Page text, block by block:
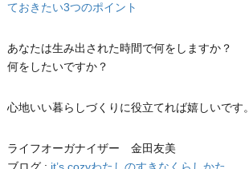
ておきたい3つのポイント
あなたは生み出された時間で何をしますか？
何をしたいですか？
心地いい暮らしづくりに役立てれば嬉しいです。
ライフオーガナイザー 金田友美